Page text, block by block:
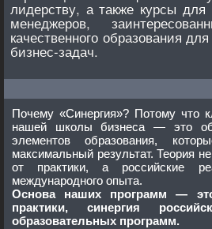
лидерству, а также курсы
менеджеров,
качественного образования
бизнес-задач.
Почему «Синергия»? Потому что
нашей школы бизнеса — это объединение важнейших
элементов образования, которые на
максимальный результат. Теория
от практики, а российские реалии неотделимы от
международного опыта.
Основа наших программ —
практики, синергия
образовательных программ.